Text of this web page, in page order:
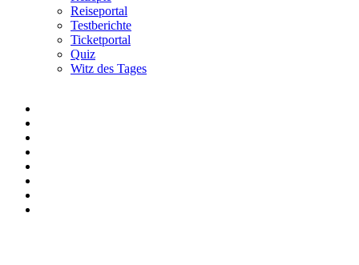
Reiseportal
Testberichte
Ticketportal
Quiz
Witz des Tages